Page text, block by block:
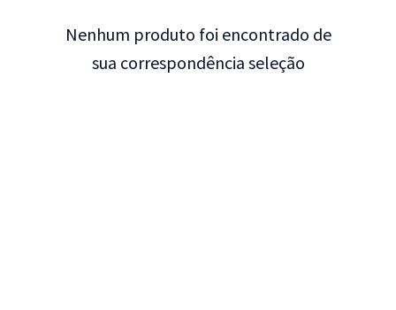
Nenhum produto foi encontrado de
sua correspondência seleção